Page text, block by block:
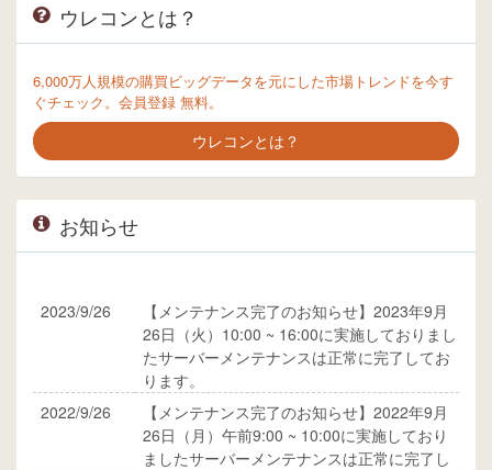
ウレコンとは？
6,000万人規模の購買ビッグデータを元にした市場トレンドを今す
ぐチェック。会員登録 無料。
ウレコンとは？
お知らせ
2023/9/26
【メンテナンス完了のお知らせ】2023年9月
26日（火）10:00 ~ 16:00に実施しておりまし
たサーバーメンテナンスは正常に完了してお
ります。
2022/9/26
【メンテナンス完了のお知らせ】2022年9月
26日（月）午前9:00 ~ 10:00に実施しており
ましたサーバーメンテナンスは正常に完了し